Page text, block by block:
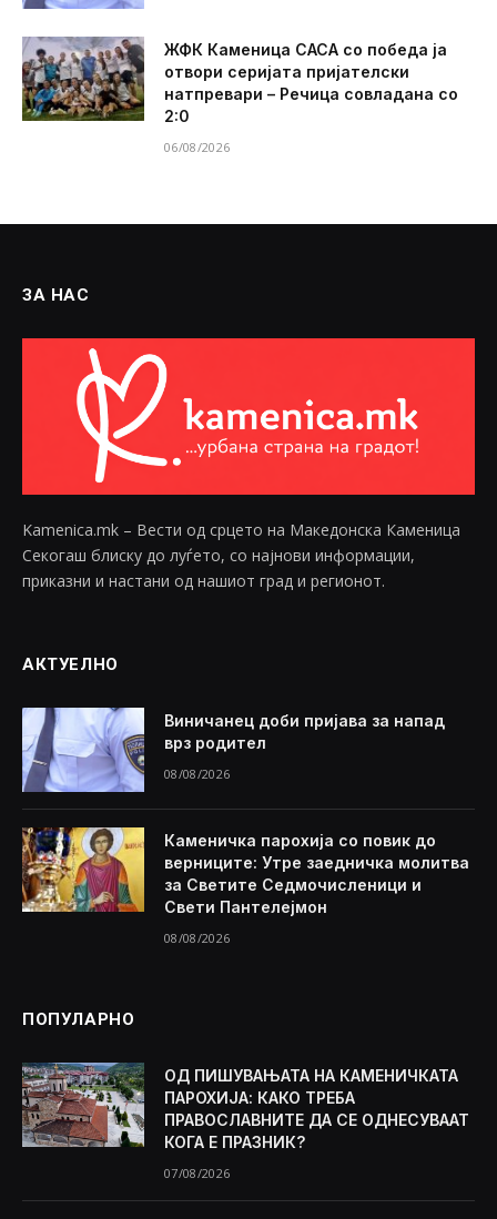
ЖФК Каменица САСА со победа ја
отвори серијата пријателски
натпревари – Речица совладана со
2:0
06/08/2026
ЗА НАС
Kamenica.mk – Вести од срцето на Македонска Каменица
Секогаш блиску до луѓето, со најнови информации,
приказни и настани од нашиот град и регионот.
АКТУЕЛНО
Виничанец доби пријава за напад
врз родител
08/08/2026
Каменичка парохија со повик до
верниците: Утре заедничка молитва
за Светите Седмочисленици и
Свети Пантелејмон
08/08/2026
ПОПУЛАРНО
ОД ПИШУВАЊАТА НА КАМЕНИЧКАТА
ПАРОХИЈА: КАКО ТРЕБА
ПРАВОСЛАВНИТЕ ДА СЕ ОДНЕСУВААТ
КОГА Е ПРАЗНИК?
07/08/2026